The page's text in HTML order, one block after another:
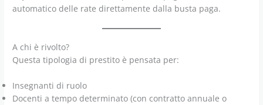
automatico delle rate direttamente dalla busta paga.
A chi è rivolto?
Questa tipologia di prestito è pensata per:
Insegnanti di ruolo
Docenti a tempo determinato (con contratto annuale o